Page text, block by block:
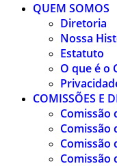
QUEM SOMOS
Diretoria
Nossa
Estatuto
O que é o
COMISSÕES E
Comissão
Comissão
Comissão
Comissão